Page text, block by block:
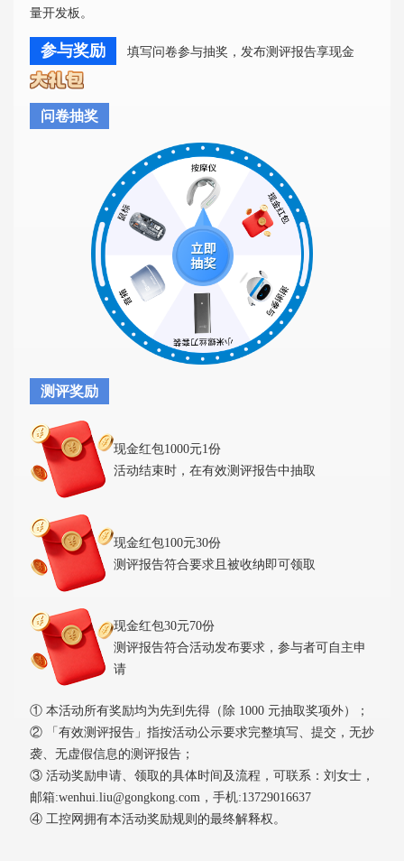
量开发板。
参与奖励 填写问卷参与抽奖，发布测评报告享现金
问卷抽奖
测评奖励
现金红包1000元1份
活动结束时，在有效测评报告中抽取
现金红包100元30份
测评报告符合要求且被收纳即可领取
现金红包30元70份
测评报告符合活动发布要求，参与者可自主申
请
① 本活动所有奖励均为先到先得（除 1000 元抽取奖项外）；
② 「有效测评报告」指按活动公示要求完整填写、提交，无抄
袭、无虚假信息的测评报告；
③ 活动奖励申请、领取的具体时间及流程，可联系：刘女士，
邮箱:wenhui.liu@gongkong.com，手机:13729016637
④ 工控网拥有本活动奖励规则的最终解释权。